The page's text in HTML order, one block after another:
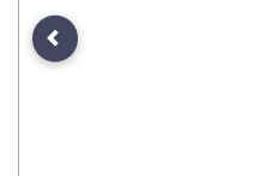
Previous